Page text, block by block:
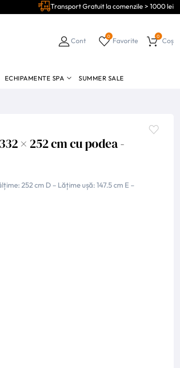
Transport Gratuit la comenzile > 1000 lei
Cont Favorite
0
Coș
0
ECHIPAMENTE SPA SUMMER SALE
× 252 cm cu podea -
252 cm D – Lățime ușă: 147.5 cm E –